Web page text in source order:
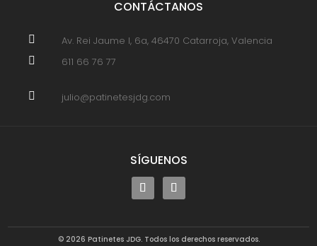
CONTÁCTANOS
 Av. Rei Jaume I, 6a, 46470 Catarroja, Valencia
 611 66 76 77
 julio@patinetesjdg.com
SÍGUENOS
© 2026 Patinetes JDG. Todos los derechos reservados.